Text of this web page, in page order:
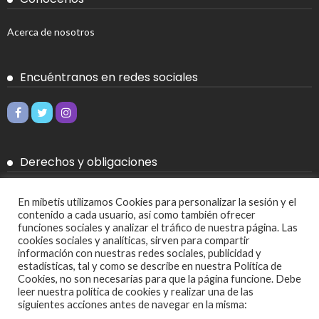
Acerca de nosotros
Encuéntranos en redes sociales
Derechos y obligaciones
Política de Cookies
Política de privacidad
Más
En mibetis utilizamos Cookies para personalizar la sesión y el
contenido a cada usuario, así como también ofrecer
funciones sociales y analizar el tráfico de nuestra página. Las
cookies sociales y analíticas, sirven para compartir
información con nuestras redes sociales, publicidad y
estadísticas, tal y como se describe en nuestra Política de
Cookies, no son necesarias para que la página funcione. Debe
leer nuestra política de cookies y realizar una de las
siguientes acciones antes de navegar en la misma: